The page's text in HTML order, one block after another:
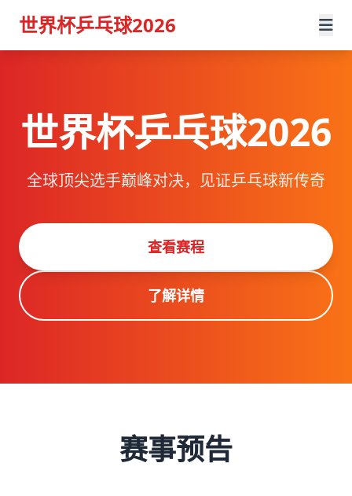
世界杯乒乓球2026
世界杯乒乓球2026
全球顶尖选手巅峰对决，见证乒乓球新传奇
查看赛程
了解详情
赛事预告